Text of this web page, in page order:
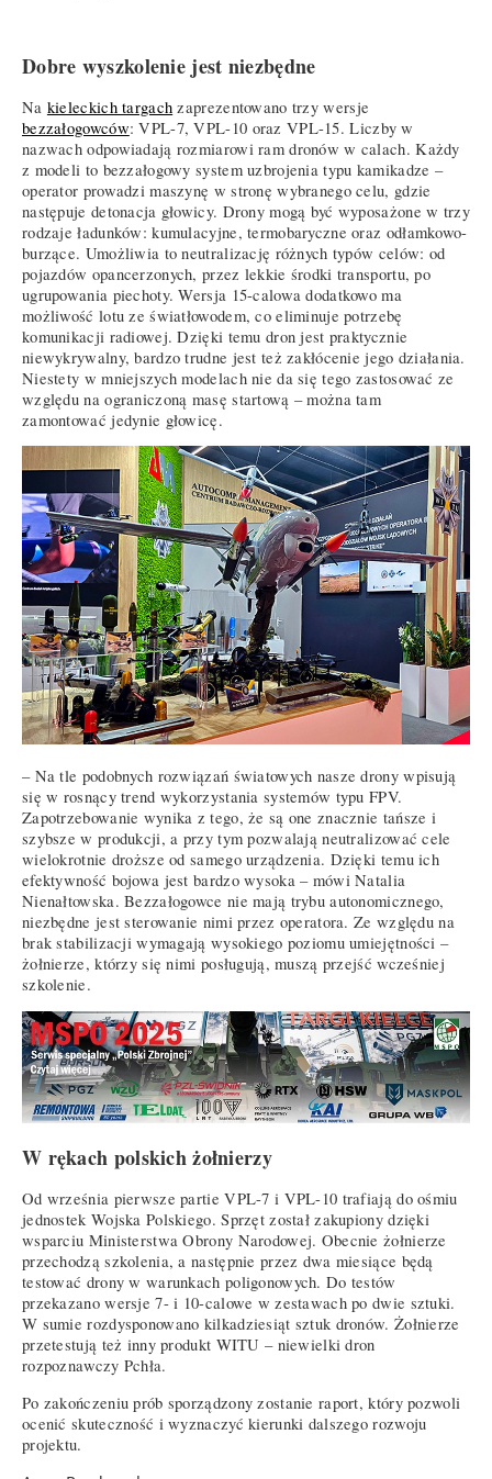
Dobre wyszkolenie jest niezbędne
Na kieleckich targach zaprezentowano trzy wersje
bezzałogowców: VPL-7, VPL-10 oraz VPL-15. Liczby w
nazwach odpowiadają rozmiarowi ram dronów w calach. Każdy
z modeli to bezzałogowy system uzbrojenia typu kamikadze –
operator prowadzi maszynę w stronę wybranego celu, gdzie
następuje detonacja głowicy. Drony mogą być wyposażone w trzy
rodzaje ładunków: kumulacyjne, termobaryczne oraz odłamkowo-
burzące. Umożliwia to neutralizację różnych typów celów: od
pojazdów opancerzonych, przez lekkie środki transportu, po
ugrupowania piechoty. Wersja 15-calowa dodatkowo ma
możliwość lotu ze światłowodem, co eliminuje potrzebę
komunikacji radiowej. Dzięki temu dron jest praktycznie
niewykrywalny, bardzo trudne jest też zakłócenie jego działania.
Niestety w mniejszych modelach nie da się tego zastosować ze
względu na ograniczoną masę startową – można tam
zamontować jedynie głowicę.
– Na tle podobnych rozwiązań światowych nasze drony wpisują
się w rosnący trend wykorzystania systemów typu FPV.
Zapotrzebowanie wynika z tego, że są one znacznie tańsze i
szybsze w produkcji, a przy tym pozwalają neutralizować cele
wielokrotnie droższe od samego urządzenia. Dzięki temu ich
efektywność bojowa jest bardzo wysoka – mówi Natalia
Nienałtowska. Bezzałogowce nie mają trybu autonomicznego,
niezbędne jest sterowanie nimi przez operatora. Ze względu na
brak stabilizacji wymagają wysokiego poziomu umiejętności –
żołnierze, którzy się nimi posługują, muszą przejść wcześniej
szkolenie.
W rękach polskich żołnierzy
Od września pierwsze partie VPL-7 i VPL-10 trafiają do ośmiu
jednostek Wojska Polskiego. Sprzęt został zakupiony dzięki
wsparciu Ministerstwa Obrony Narodowej. Obecnie żołnierze
przechodzą szkolenia, a następnie przez dwa miesiące będą
testować drony w warunkach poligonowych. Do testów
przekazano wersje 7- i 10-calowe w zestawach po dwie sztuki.
W sumie rozdysponowano kilkadziesiąt sztuk dronów. Żołnierze
przetestują też inny produkt WITU – niewielki dron
rozpoznawczy Pchła.
Po zakończeniu prób sporządzony zostanie raport, który pozwoli
ocenić skuteczność i wyznaczyć kierunki dalszego rozwoju
projektu.